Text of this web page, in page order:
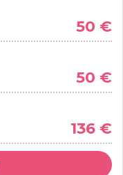
50 €
50 €
136 €